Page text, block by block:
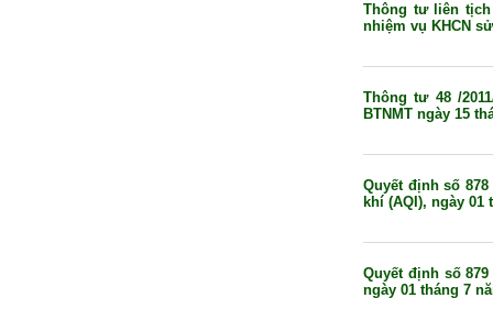
Thông tư liên tịch
nhiệm vụ KHCN
Thông tư 48 /
BTNMT ngày 15
Quyết định số
khí (AQI), ngày 01
Quyết định số
ngày 01 tháng 7